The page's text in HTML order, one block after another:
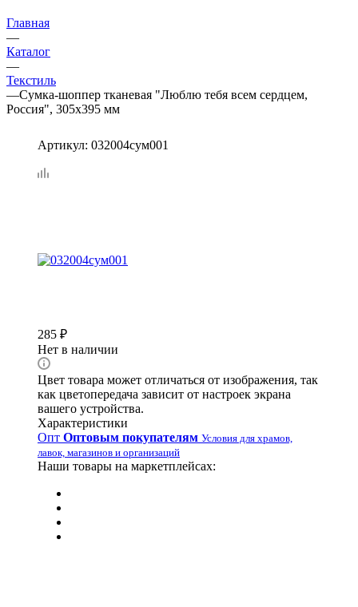
Главная
—
Каталог
—
Текстиль
—Сумка-шоппер тканевая "Люблю тебя всем сердцем,
Россия", 305х395 мм
Артикул: 032004сум001
285 ₽
Нет в наличии
Цвет товара может отличаться от изображения, так
как цветопередача зависит от настроек экрана
вашего устройства.
Характеристики
Опт Оптовым покупателям Условия для храмов,
лавок, магазинов и организаций
Наши товары на маркетплейсах: